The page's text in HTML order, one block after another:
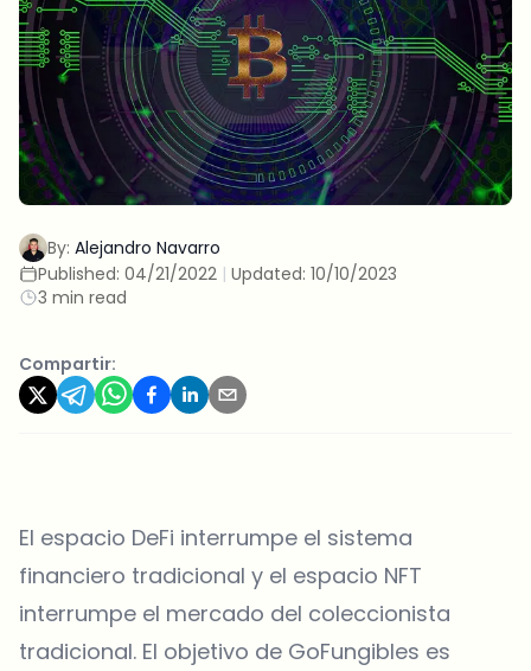
By: Alejandro Navarro
Published: 04/21/2022 | Updated: 10/10/2023
3 min read
Compartir:
El espacio DeFi interrumpe el sistema
financiero tradicional y el espacio NFT
interrumpe el mercado del coleccionista
tradicional. El objetivo de GoFungibles es